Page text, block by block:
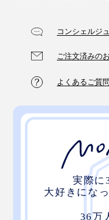
コンシェルジ
ご注文済みの
よくあるご質問